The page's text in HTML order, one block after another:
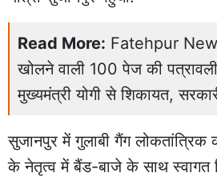
Read More: Fatehpur
खोलने वाली 100 पेज की
मुख्यमंत्री योगी से शिकायत,
सुजानपुर में गुलाबी गैंग लोकतांत्रिक
के नेतृत्व में बैंड-बाजे के साथ स्वागत